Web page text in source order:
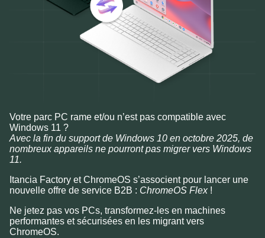
Votre parc PC rame et/ou n’est pas compatible avec
Windows 11 ?
Avec la fin du support de Windows 10 en octobre 2025, de
nombreux appareils ne pourront pas migrer vers Windows
11.
Itancia Factory et ChromeOS s’associent pour lancer une
nouvelle offre de service B2B : ChromeOS Flex!
Ne jetez pas vos PCs, transformez-les en machines
performantes et sécurisées en les migrant vers
ChromeOS.